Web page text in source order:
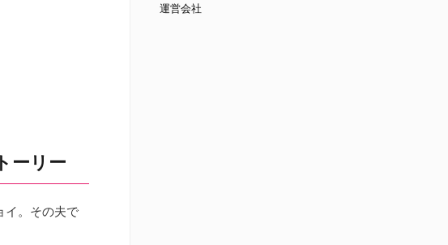
ーリー
イ。その夫で
運営会社